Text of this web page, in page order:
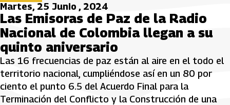
Martes, 25 Junio , 2024
Las Emisoras de Paz de la Radio
Nacional de Colombia llegan a su
quinto aniversario
Las 16 frecuencias de paz están al aire en el todo el
territorio nacional, cumpliéndose así en un 80 por
ciento el punto 6.5 del Acuerdo Final para la
Terminación del Conflicto y la Construcción de una